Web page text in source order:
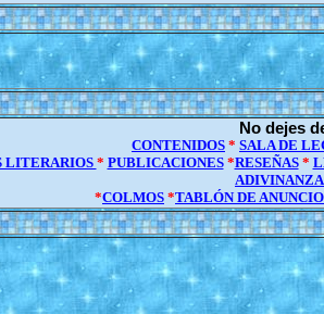
No dejes
CONTENIDOS * SALA DE
LITERARIOS * PUBLICACIONES*RESEÑAS*
*COLMOS *TABLÓN DE